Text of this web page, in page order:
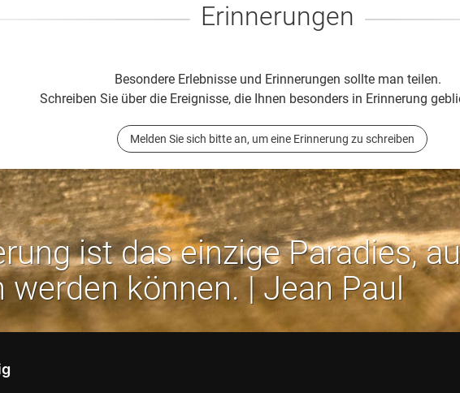
Erinnerungen
Besondere Erlebnisse und Erinnerungen sollte man teilen.
Schreiben Sie über die Ereignisse, die Ihnen besonders in Erinnerung
Melden Sie sich bitte an, um eine Erinnerung zu schreiben
ist das einzige Paradies,
werden können. | Jean Paul